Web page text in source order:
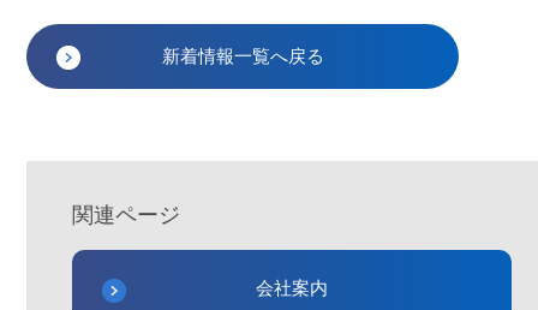
新着情報一覧へ戻る
関連ページ
会社案内